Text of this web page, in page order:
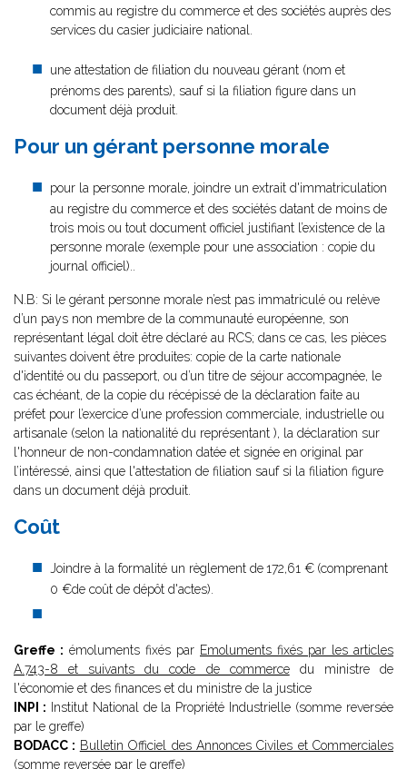
commis au registre du commerce et des sociétés auprès des
services du casier judiciaire national.
une attestation de filiation du nouveau gérant (nom et
prénoms des parents), sauf si la filiation figure dans un
document déjà produit.
Pour un gérant personne morale
pour la personne morale, joindre un extrait d'immatriculation
au registre du commerce et des sociétés datant de moins de
trois mois ou tout document officiel justifiant l’existence de la
personne morale (exemple pour une association : copie du
journal officiel)..
N.B: Si le gérant personne morale n’est pas immatriculé ou relève
d’un pays non membre de la communauté européenne, son
représentant légal doit être déclaré au RCS; dans ce cas, les pièces
suivantes doivent être produites: copie de la carte nationale
d'identité ou du passeport, ou d’un titre de séjour accompagnée, le
cas échéant, de la copie du récépissé de la déclaration faite au
préfet pour l’exercice d’une profession commerciale, industrielle ou
artisanale (selon la nationalité du représentant ), la déclaration sur
l'honneur de non-condamnation datée et signée en original par
l’intéressé, ainsi que l'attestation de filiation sauf si la filiation figure
dans un document déjà produit.
Coût
Joindre à la formalité un règlement de172,61 € (comprenant
0 €de coût de dépôt d'actes).
Greffe : émoluments fixés par Emoluments fixés par les articles
A.743-8 et suivants du code de commercedu ministre de
l'économie et des finances et du ministre de la justice
INPI : Institut National de la Propriété Industrielle (somme reversée
par le greffe)
BODACC : Bulletin Officiel des Annonces Civiles et Commerciales
(somme reversée par le greffe)